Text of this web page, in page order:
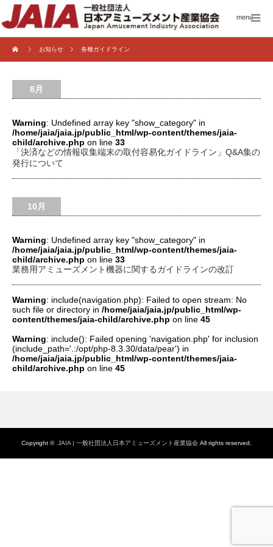
menu
お知らせ 各種ガイドライン
8月
Warning: Undefined array key "show_category" in
/home/jaia/jaia.jp/public_html/wp-content/themes/jaia-
child/archive.php on line 33
「決済などの情報収集端末の取付容易化ガイドライン」Q&A集の
発行について
10月
Warning: Undefined array key "show_category" in
/home/jaia/jaia.jp/public_html/wp-content/themes/jaia-
child/archive.php on line 33
業務用アミューズメント機器に関するガイドラインの改訂
Warning: include(navigation.php): Failed to open stream: No
such file or directory in /home/jaia/jaia.jp/public_html/wp-
content/themes/jaia-child/archive.php on line 45
Warning: include(): Failed opening 'navigation.php' for inclusion
(include_path='.:/opt/php-8.3.30/data/pear') in
/home/jaia/jaia.jp/public_html/wp-content/themes/jaia-
child/archive.php on line 45
Copyright © JAIA | 一般社団法人日本アミューズメント産業協会 All rights reserved.